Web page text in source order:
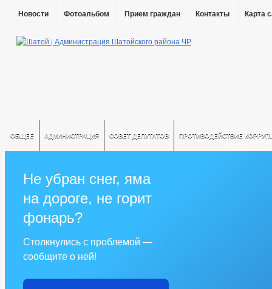
Новости Фотоальбом Прием граждан Контакты Карта
ОБЩЕЕ АДМИНИСТРАЦИЯ СОВЕТ ДЕПУТАТОВ ПРОТИВОДЕЙСТВИЕ
Не убран снег, яма
на дороге, не горит
фонарь?
Столкнулись с проблемой —
сообщите о ней!